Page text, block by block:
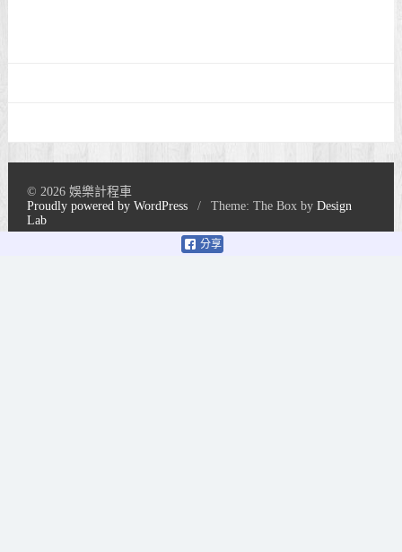
分享
© 2026 娛樂計程車
Proudly powered by WordPress
/ Theme: The Box byDesign
Lab